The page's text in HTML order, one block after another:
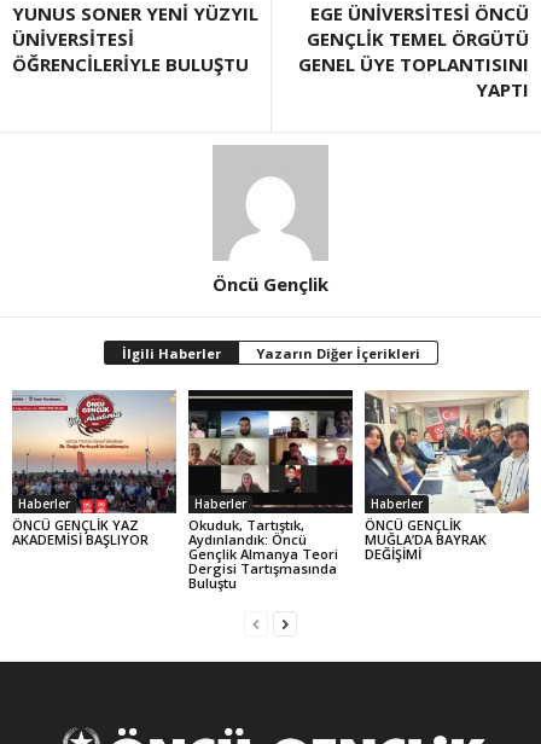
YUNUS SONER YENİ YÜZYIL
ÜNİVERSİTESİ
ÖĞRENCİLERİYLE BULUŞTU
EGE ÜNİVERSİTESİ ÖNCÜ
GENÇLİK TEMEL ÖRGÜTÜ
GENEL ÜYE TOPLANTISINI
YAPTI
Öncü Gençlik
İlgili Haberler Yazarın Diğer İçerikleri
Haberler
ÖNCÜ GENÇLİK YAZ
AKADEMİSİ BAŞLIYOR
Haberler
Okuduk, Tartıştık,
Aydınlandık: Öncü
Gençlik Almanya Teori
Dergisi Tartışmasında
Buluştu
Haberler
ÖNCÜ GENÇLİK
MUĞLA’DA BAYRAK
DEĞİŞİMİ